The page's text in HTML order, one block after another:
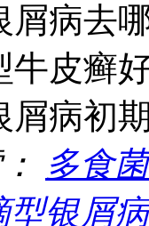
屑病去
牛皮癣
屑病初
多食
型银屑